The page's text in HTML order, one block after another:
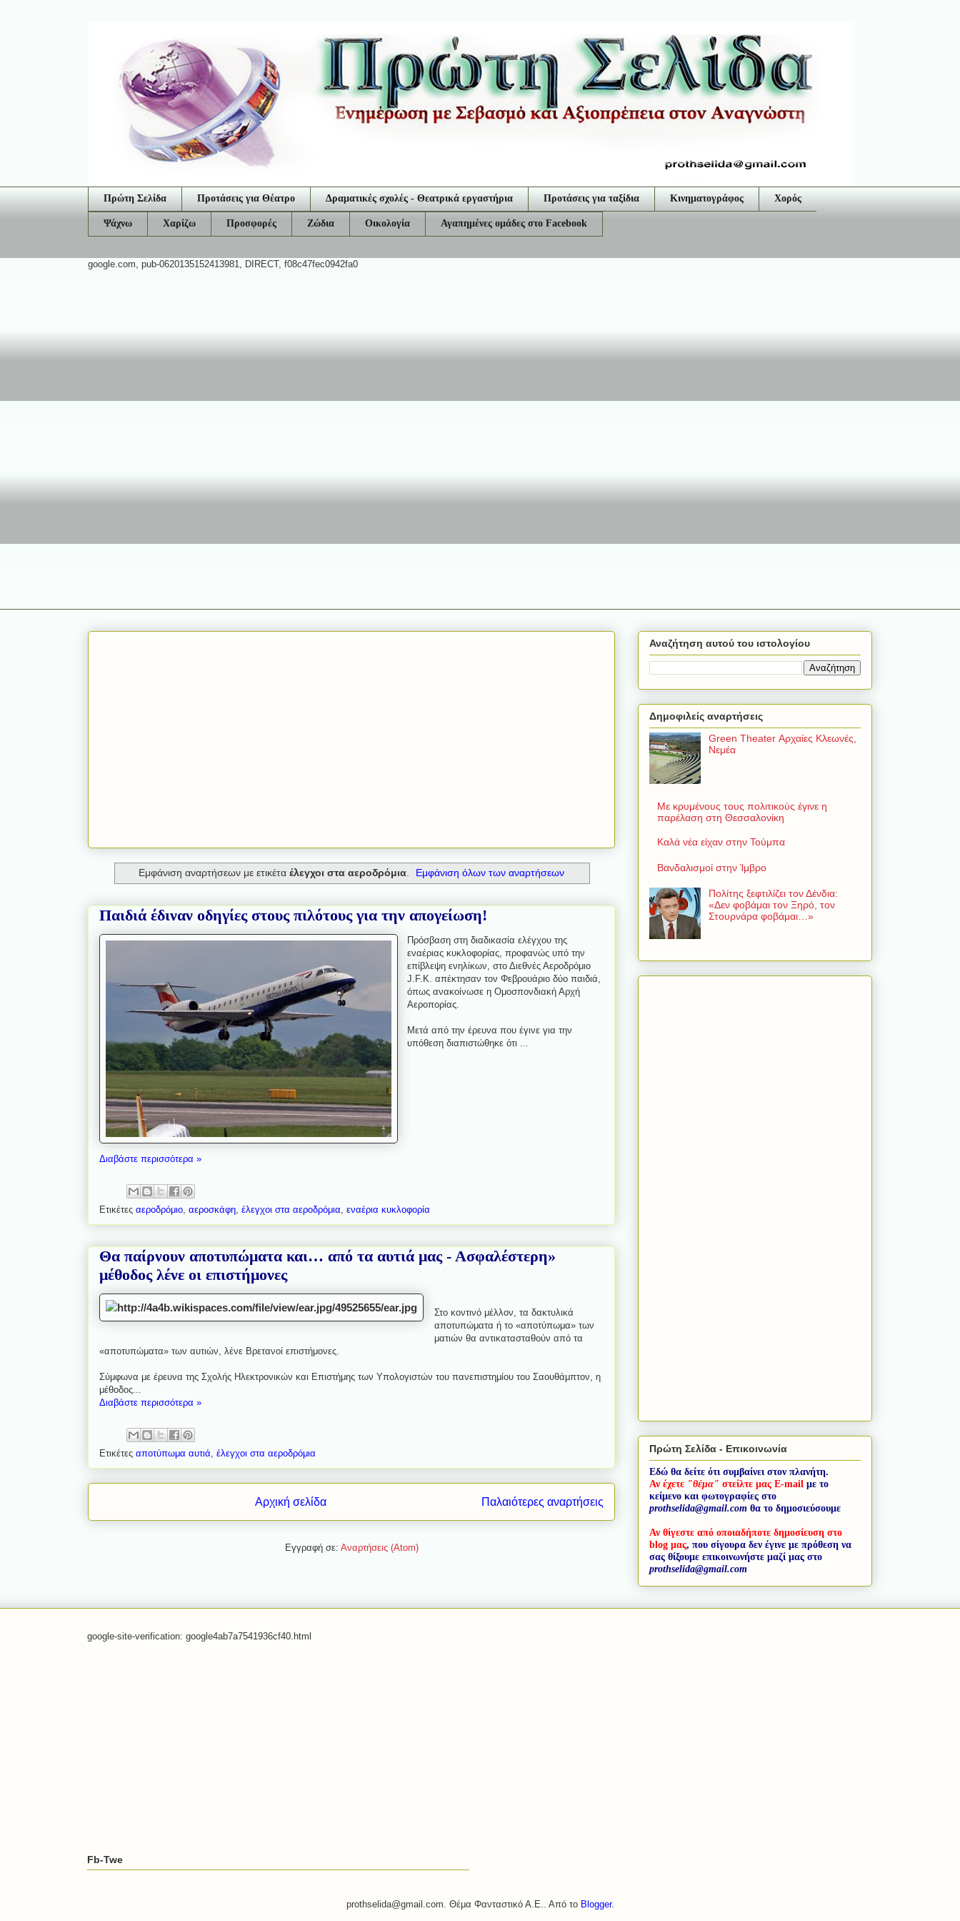
Πρώτη Σελίδα Προτάσεις για Θέατρο Δραματικές σχολές - Θεατρικά εργαστήρια Προτάσεις για ταξίδια Κινηματογράφος Χορός
Ψάχνω Χαρίζω Προσφορές Ζώδια Οικολογία Αγαπημένες ομάδες στο Facebook
google.com, pub-0620135152413981, DIRECT, f08c47fec0942fa0
Εμφάνιση αναρτήσεων με ετικέτα έλεγχοι στα αεροδρόμια. Εμφάνιση όλων των αναρτήσεων
Παιδιά έδιναν οδηγίες στους πιλότους για την απογείωση!
Πρόσβαση στη διαδικασία ελέγχου της
εναέριας κυκλοφορίας, προφανώς υπό την
επίβλεψη ενηλίκων, στο Διεθνές Αεροδρόμιο
J.F.K. απέκτησαν τον Φεβρουάριο δύο παιδιά,
όπως ανακοίνωσε η Ομοσπονδιακή Αρχή
Αεροπορίας.
Μετά από την έρευνα που έγινε για την
υπόθεση διαπιστώθηκε ότι ...
Διαβάστε περισσότερα »
Ετικέτες αεροδρόμιο, αεροσκάφη, έλεγχοι στα αεροδρόμια, εναέρια κυκλοφορία
Θα παίρνουν αποτυπώματα και… από τα αυτιά μας - Ασφαλέστερη»
μέθοδος λένε οι επιστήμονες
Στο κοντινό μέλλον, τα δακτυλικά
αποτυπώματα ή το «αποτύπωμα» των
ματιών θα αντικατασταθούν από τα
«αποτυπώματα» των αυτιών, λένε Βρετανοί επιστήμονες.
Σύμφωνα με έρευνα της Σχολής Ηλεκτρονικών και Επιστήμης των Υπολογιστών του πανεπιστημίου του Σαουθάμπτον, η
μέθοδος...
Διαβάστε περισσότερα »
Ετικέτες αποτύπωμα αυτιά, έλεγχοι στα αεροδρόμια
Παλαιότερες αναρτήσεις
Αρχική σελίδα
Εγγραφή σε: Αναρτήσεις (Atom)
Αναζήτηση αυτού του ιστολογίου
Δημοφιλείς αναρτήσεις
Green Theater Αρχαίες Κλεωνές,
Νεμέα
Με κρυμένους τους πολιτικούς έγινε η
παρέλαση στη Θεσσαλονίκη
Καλά νέα είχαν στην Τούμπα
Βανδαλισμοί στην Ίμβρο
Πολίτης ξεφτιλίζει τον Δένδια:
«Δεν φοβάμαι τον Ξηρό, τον
Στουρνάρα φοβάμαι…»
Πρώτη Σελίδα - Επικοινωνία
Εδώ θα δείτε ότι συμβαίνει στον πλανήτη.
Αν έχετε "θέμα" στείλτε μας E-mail με το
κείμενο και φωτογραφίες στο
prothselida@gmail.com θα το δημοσιεύσουμε
Αν θίγεστε από οποιαδήποτε δημοσίευση στο
blog μας, που σίγουρα δεν έγινε με πρόθεση να
σας θίξουμε επικοινωνήστε μαζί μας στο
prothselida@gmail.com
google-site-verification: google4ab7a7541936cf40.html
Fb-Twe
prothselida@gmail.com. Θέμα Φανταστικό Α.Ε.. Από το Blogger.